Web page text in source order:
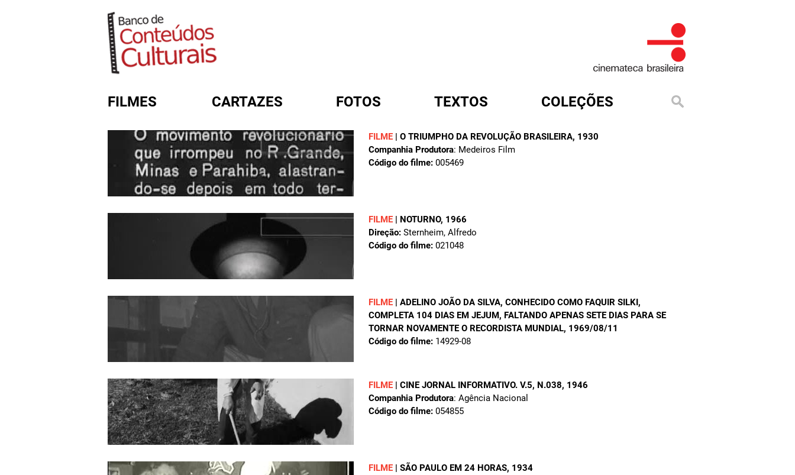
FILMES CARTAZES FOTOS TEXTOS COLEÇÕES
FILME | O TRIUMPHO DA REVOLUÇÃO BRASILEIRA, 1930
Companhia Produtora: Medeiros Film
Código do filme: 005469
FILME | NOTURNO, 1966
Direção: Sternheim, Alfredo
Código do filme: 021048
FILME | ADELINO JOÃO DA SILVA, CONHECIDO COMO FAQUIR SILKI,
COMPLETA 104 DIAS EM JEJUM, FALTANDO APENAS SETE DIAS PARA SE
TORNAR NOVAMENTE O RECORDISTA MUNDIAL, 1969/08/11
Código do filme: 14929-08
FILME | CINE JORNAL INFORMATIVO. V.5, N.038, 1946
Companhia Produtora: Agência Nacional
Código do filme: 054855
FILME | SÃO PAULO EM 24 HORAS, 1934
FORMULÁRIO DE BUSCA